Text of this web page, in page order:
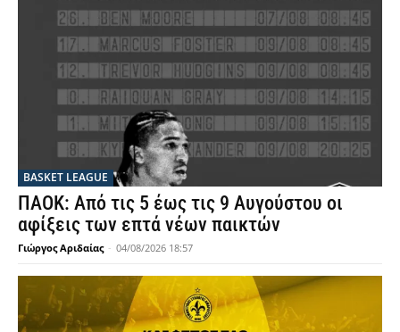
BASKET LEAGUE
ΠΑΟΚ: Από τις 5 έως τις 9 Αυγούστου οι
αφίξεις των επτά νέων παικτών
Γιώργος Αριδαίας - 04/08/2026 18:57